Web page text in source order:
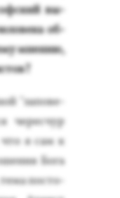
вы­
об­
мне­нию,
"за­пове­
че­рес­чур
я сам к
Бо­га
пос­то­